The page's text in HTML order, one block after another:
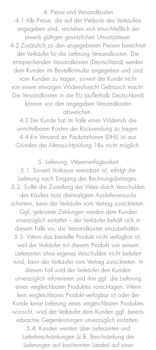
4. Preise und Versandkosten
4.1 Alle Preise, die auf der Website des Verkäufers
angegeben sind, verstehen sich einschließlich der
jeweils gültigen gesetzlichen Umsatzsteuer.
4.2 Zusätzlich zu den angegebenen Preisen berechnet
der Verkäufer für die Lieferung Versandkosten. Die
entsprechenden Versandkosten (Deutschland) werden
dem Kunden im Bestellformular angegeben und sind
vom Kunden zu tragen, soweit der Kunde nicht
von einem etwaigen Widerrufsrecht Gebrauch macht.
Die Versandkosten in die EU (außerhalb Deutschland)
können von den angegeben Versandkosten
abweichen.
4.3 Der Kunde hat im Falle eines Widerrufs die
unmittelbaren Kosten der Rücksendung zu tragen.
4.4 Ein Versand an Packstationen (DHL) ist aus
Gründen der Alterssichtprüfung 18+ nicht möglich.
5. Lieferung, Warenverfügbarkeit
5.1. Soweit Vorkasse vereinbart ist, erfolgt die
Lieferung nach Eingang des Rechnungsbetrages.
5.2. Sollte die Zustellung der Ware durch Verschulden
des Käufers trotz dreimaligem Auslieferversuchs
scheitern, kann der Verkäufer vom Vertrag zurücktreten.
Ggf. geleistete Zahlungen werden dem Kunden
unverzüglich erstattet – der Verkäufer behält sich in
diesem Falle vor, die Versandkosten einzubehalten.
5.3. Wenn das bestellte Produkt nicht verfügbar ist,
weil der Verkäufer mit diesem Produkt von seinem
Lieferanten ohne eigenes Verschulden nicht beliefert
wird, kann der Verkäufer vom Vertrag zurücktreten. In
diesem Fall wird der Verkäufer den Kunden
unverzüglich informieren und ihm ggf. die Lieferung
eines vergleichbaren Produktes vorschlagen. Wenn
kein vergleichbares Produkt verfügbar ist oder der
Kunde keine Lieferung eines vergleichbaren Produktes
wünscht, wird der Verkäufer dem Kunden ggf. bereits
erbrachte Gegenleistungen unverzüglich erstatten.
5.4. Kunden werden über Lieferzeiten und
Lieferbeschränkungen (z.B. Beschränkung der
Lieferungen auf bestimmten Länder) auf einer